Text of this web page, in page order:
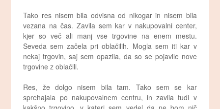
Tako res nisem bila odvisna od nikogar in nisem bila
vezana na čas. Zavila sem kar v nakupovalni center,
kjer so več ali manj vse trgovine na enem mestu.
Seveda sem začela pri oblačilih. Mogla sem iti kar v
nekaj trgovin, saj sem opazila, da so se pojavile nove
trgovine z oblačili.
Res, že dolgo nisem bila tam. Tako sem se kar
sprehajala po nakupovalnem centru, in zavila tudi v